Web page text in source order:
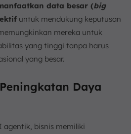
data besar (big
untuk mendukung keputusan
mereka untuk
yang tinggi tanpa harus
yang besar.
Daya
agentik, bisnis memiliki